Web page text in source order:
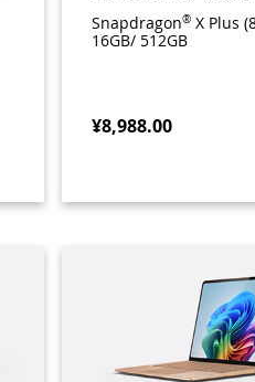
Snapdragon® X Plus
16GB/ 512GB
¥8,988.00